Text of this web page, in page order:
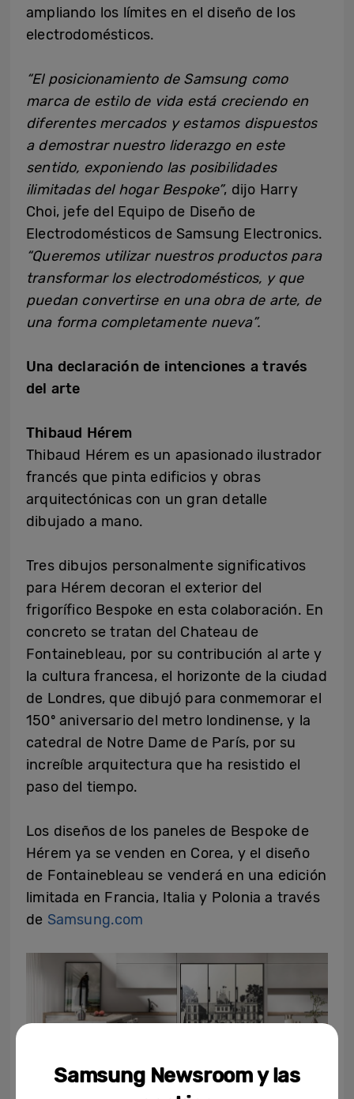
ampliando los límites en el diseño de los
electrodomésticos.
“El posicionamiento de Samsung como
marca de estilo de vida está creciendo en
diferentes mercados y estamos dispuestos
a demostrar nuestro liderazgo en este
sentido, exponiendo las posibilidades
ilimitadas del hogar Bespoke”, dijo Harry
Choi, jefe del Equipo de Diseño de
Electrodomésticos de Samsung Electronics.
“Queremos utilizar nuestros productos para
transformar los electrodomésticos, y que
puedan convertirse en una obra de arte, de
una forma completamente nueva”.
Una declaración de intenciones a través
del arte
Thibaud Hérem
Thibaud Hérem es un apasionado ilustrador
francés que pinta edificios y obras
arquitectónicas con un gran detalle
dibujado a mano.
Tres dibujos personalmente significativos
para Hérem decoran el exterior del
frigorífico Bespoke en esta colaboración. En
concreto se tratan del Chateau de
Fontainebleau, por su contribución al arte y
la cultura francesa, el horizonte de la ciudad
de Londres, que dibujó para conmemorar el
150º aniversario del metro londinense, y la
catedral de Notre Dame de París, por su
increíble arquitectura que ha resistido el
paso del tiempo.
Los diseños de los paneles de Bespoke de
Hérem ya se venden en Corea, y el diseño
de Fontainebleau se venderá en una edición
limitada en Francia, Italia y Polonia a través
de Samsung.com
Samsung Newsroom y las